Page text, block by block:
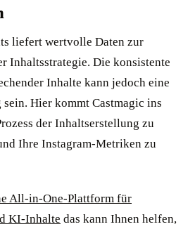
liefert wertvolle Daten zur
Inhaltsstrategie. Die konsistente
Inhalte kann jedoch eine
Hier kommt Castmagic ins
der Inhaltserstellung zu
Ihre Instagram-Metriken zu
All-in-One-Plattform für
KI-Inhalte das kann Ihnen helfen,